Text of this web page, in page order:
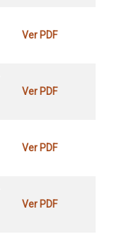
Ver PDF
Ver PDF
Ver PDF
Ver PDF